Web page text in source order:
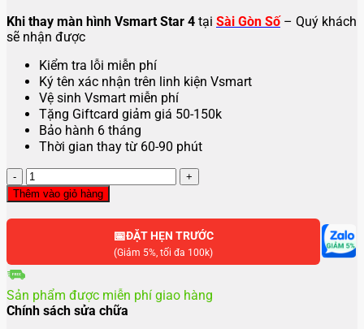
Khi thay màn hình Vsmart Star 4 tại Sài Gòn Số– Quý khách
sẽ nhận được
Kiểm tra lỗi miễn phí
Ký tên xác nhận trên linh kiện Vsmart
Vệ sinh Vsmart miễn phí
Tặng Giftcard giảm giá 50-150k
Bảo hành 6 tháng
Thời gian thay từ 60-90 phút
Thay
màn
hình
Vsmart
số
Thêm vào giỏ hàng
📅ĐẶT HẸN TRƯỚC
(Giảm 5%, tối đa 100k)
Sản phẩm được miễn phí giao hàng
Chính sách sửa chữa